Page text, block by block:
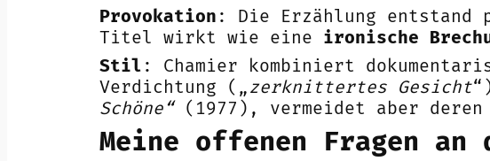
Provokation : Die Erzählung entstand
Titel wirkt wie eine ironische
Stil : Chamier kombiniert
Verdichtung („zerknittertes Gesicht
Schöne“(1977), vermeidet aber deren
Meine offenen Fragen an